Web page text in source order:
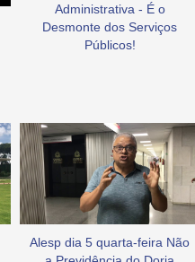
Administrativa - É o
Desmonte dos Serviços
Públicos!
Alesp dia 5 quarta-feira Não